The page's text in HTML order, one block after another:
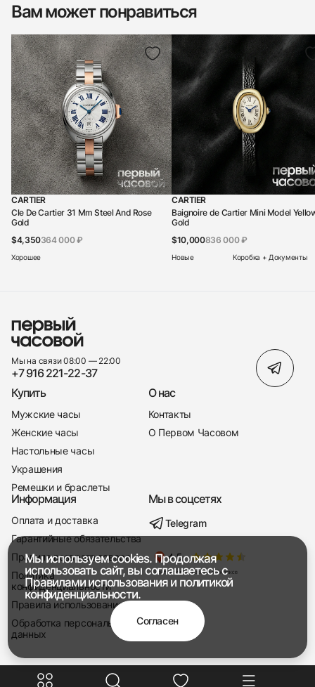
+7 916 221-22-37
Мы насвязи 08:00 — 19:00
Вам может понравиться
CARTIER
Cle De Cartier 31 Mm Steel And Rose
Gold
$4,350364 000 ₽
Хорошее
CARTIER
Baignoire de Cartier Mini Model
Gold
$10,000836 000 ₽
Новые Коробка + Документы
Мы на связи 08:00 — 22:00
+7 916 221-22-37
Купить
Мужские часы
Женские часы
Настольные часы
Украшения
Ремешки и браслеты
О нас
Контакты
О Первом Часовом
Информация
Оплата и доставка
Гарантийные обязательства
Правила возврата товара
Политика
конфиденциальности
Правила использования
Обработка персональных
данных
Мы в соцсетях
Telegram
Мы используем cookies. Продолжая
использовать сайт, вы соглашаетесь с
Правилами использованияи политикой
конфиденциальности.
Согласен